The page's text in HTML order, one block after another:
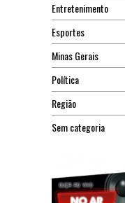
Entretenimento
Esportes
Minas Gerais
Política
Região
Sem categoria